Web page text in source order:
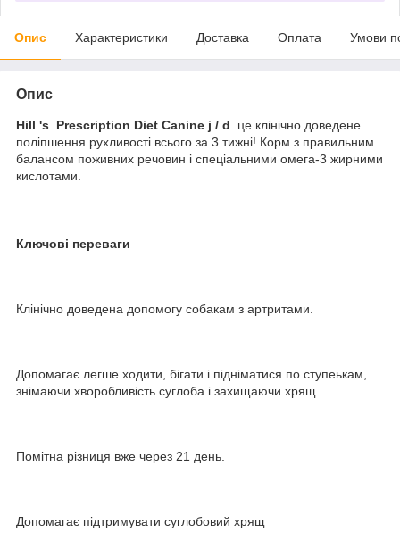
Опис Характеристики Доставка Оплата Умови
Опис
Hill 's Prescription Diet Canine j / d це клінічно доведене
поліпшення рухливості всього за 3 тижні! Корм з правильним
балансом поживних речовин і спеціальними омега-3 жирними
кислотами.
Ключові переваги
Клінічно доведена допомогу собакам з артритами.
Допомагає легше ходити, бігати і підніматися по ступеькам,
знімаючи хворобливість суглоба і захищаючи хрящ.
Помітна різниця вже через 21 день.
Допомагає підтримувати суглобовий хрящ